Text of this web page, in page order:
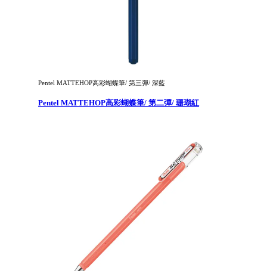
Pentel MATTEHOP高彩蝴蝶筆/ 第三彈/ 深藍
Pentel MATTEHOP高彩蝴蝶筆/ 第二彈/ 珊瑚紅